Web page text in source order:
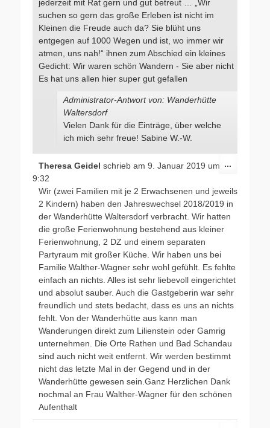
jederzeit mit Rat gern und gut betreut … „Wir
suchen so gern das große Erleben ist nicht im
Kleinen die Freude auch da? Sie blüht uns
entgegen auf 1000 Wegen und ist, wo immer wir
atmen, uns nah!“ ihnen zum Abschied ein kleines
Gedicht: Wir waren schön Wandern - Sie aber nicht
Es hat uns allen hier super gut gefallen
Administrator-Antwort von: Wanderhütte
Waltersdorf
Vielen Dank für die Einträge, über welche
ich mich sehr freue! Sabine W.-W.
Theresa Geidel schrieb am 9. Januar 2019 um
9:32
Wir (zwei Familien mit je 2 Erwachsenen und jeweils
2 Kindern) haben den Jahreswechsel 2018/2019 in
der Wanderhütte Waltersdorf verbracht. Wir hatten
die große Ferienwohnung bestehend aus kleiner
Ferienwohnung, 2 DZ und einem separaten
Partyraum mit großer Küche. Wir haben uns bei
Familie Walther-Wagner sehr wohl gefühlt. Es fehlte
einfach an nichts. Alles ist sehr liebevoll eingerichtet
und absolut sauber. Auch die Gastgeberin war sehr
freundlich und stets bedacht, dass es uns an nichts
fehlt. Von der Wanderhütte aus kann man
Wanderungen direkt zum Lilienstein oder Gamrig
unternehmen. Die Orte Rathen und Bad Schandau
sind auch nicht weit entfernt. Wir werden bestimmt
nicht das letzte Mal in der Gegend und in der
Wanderhütte gewesen sein.Ganz Herzlichen Dank
nochmal an Frau Walther-Wagner für den schönen
Aufenthalt
...